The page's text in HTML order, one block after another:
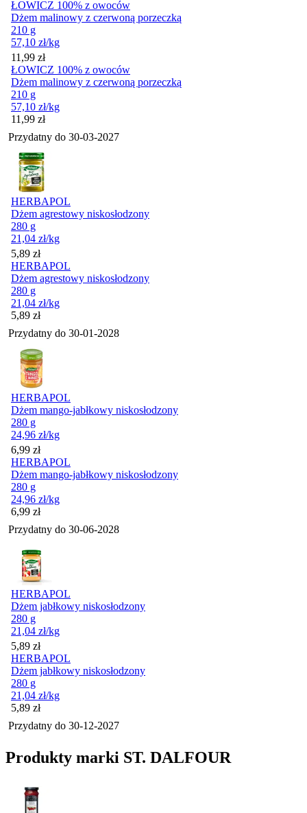
ŁOWICZ 100% z owoców
Dżem malinowy z czerwoną porzeczką
210 g
57,10 zł/kg
Cena
11,99 zł
ŁOWICZ 100% z owoców
Dżem malinowy z czerwoną porzeczką
210 g
57,10 zł/kg
Cena
11,99 zł
Przydatny do 30-03-2027
HERBAPOL
Dżem agrestowy niskosłodzony
280 g
21,04 zł/kg
Cena
5,89 zł
HERBAPOL
Dżem agrestowy niskosłodzony
280 g
21,04 zł/kg
Cena
5,89 zł
Przydatny do 30-01-2028
HERBAPOL
Dżem mango-jabłkowy niskosłodzony
280 g
24,96 zł/kg
Cena
6,99 zł
HERBAPOL
Dżem mango-jabłkowy niskosłodzony
280 g
24,96 zł/kg
Cena
6,99 zł
Przydatny do 30-06-2028
HERBAPOL
Dżem jabłkowy niskosłodzony
280 g
21,04 zł/kg
Cena
5,89 zł
HERBAPOL
Dżem jabłkowy niskosłodzony
280 g
21,04 zł/kg
Cena
5,89 zł
Przydatny do 30-12-2027
Produkty marki ST. DALFOUR